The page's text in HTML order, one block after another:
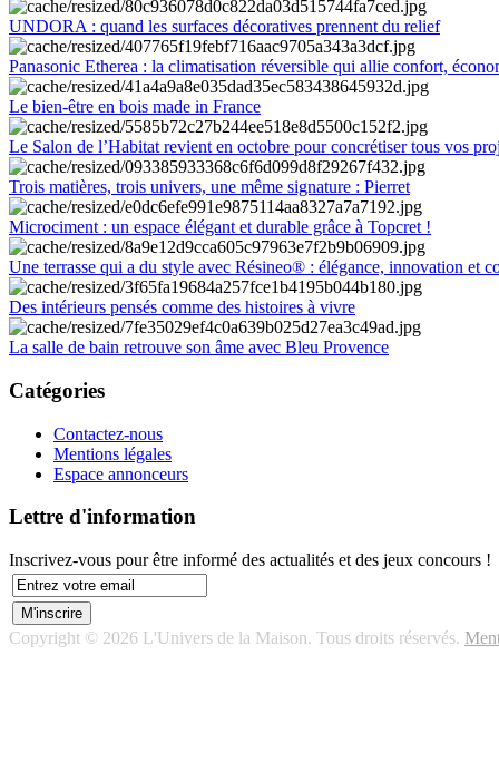
UNDORA : quand les surfaces décoratives prennent du relief
Panasonic Etherea : la climatisation réversible qui allie confort,
Le bien-être en bois made in France
Le Salon de l’Habitat revient en octobre pour concrétiser tous vos
Trois matières, trois univers, une même signature : Pierret
Microciment : un espace élégant et durable grâce à Topcret !
Une terrasse qui a du style avec Résineo® : élégance, innovation et
Des intérieurs pensés comme des histoires à vivre
La salle de bain retrouve son âme avec Bleu Provence
Catégories
Contactez-nous
Mentions légales
Espace annonceurs
Lettre d'information
Inscrivez-vous pour être informé des actualités et des jeux concours !
Copyright © 2026 L'Univers de la Maison. Tous droits réservés.